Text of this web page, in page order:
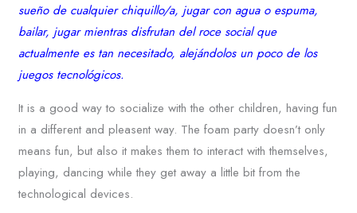
sueño de cualquier chiquillo/a, jugar con agua o espuma,
bailar, jugar mientras disfrutan del roce social que
actualmente es tan necesitado, alejándolos un poco de los
juegos tecnológicos.
It is a good way to socialize with the other children, having fun
in a different and pleasent way. The foam party doesn’t only
means fun, but also it makes them to interact with themselves,
playing, dancing while they get away a little bit from the
technological devices.